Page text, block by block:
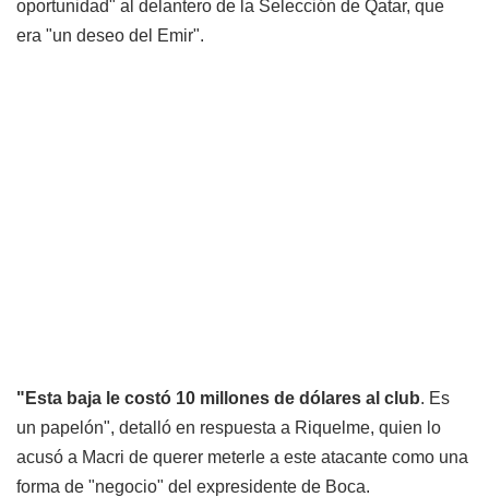
oportunidad" al delantero de la Selección de Qatar, que
era "un deseo del Emir".
"Esta baja le costó 10 millones de dólares al club. Es
un papelón", detalló en respuesta a Riquelme, quien lo
acusó a Macri de querer meterle a este atacante como una
forma de "negocio" del expresidente de Boca.